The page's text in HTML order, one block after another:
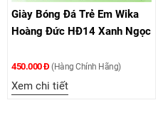
Giày Bóng Đá Trẻ Em Wika
Hoàng Đức HĐ14 Xanh Ngọc
450.000 Đ (Hàng Chính Hãng)
Xem chi tiết